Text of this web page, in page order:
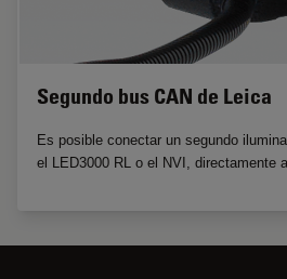
Segundo bus CAN de Leica
Es posible conectar un segundo
el LED3000 RL o el NVI, directamente